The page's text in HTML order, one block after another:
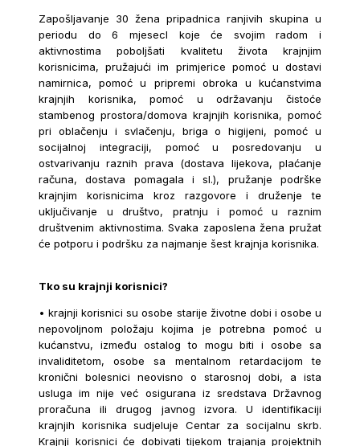
Zapošljavanje 30 žena pripadnica ranjivih skupina u
periodu do 6 mjesecI koje će svojim radom i
aktivnostima poboljšati kvalitetu života krajnjim
korisnicima, pružajući im primjerice pomoć u dostavi
namirnica, pomoć u pripremi obroka u kućanstvima
krajnjih korisnika, pomoć u održavanju čistoće
stambenog prostora/domova krajnjih korisnika, pomoć
pri oblačenju i svlačenju, briga o higijeni, pomoć u
socijalnoj integraciji, pomoć u posredovanju u
ostvarivanju raznih prava (dostava lijekova, plaćanje
računa, dostava pomagala i sl.), pružanje podrške
krajnjim korisnicima kroz razgovore i druženje te
uključivanje u društvo, pratnju i pomoć u raznim
društvenim aktivnostima. Svaka zaposlena žena pružat
će potporu i podršku za najmanje šest krajnja korisnika.
Tko su krajnji korisnici?
• krajnji korisnici su osobe starije životne dobi i osobe u
nepovoljnom položaju kojima je potrebna pomoć u
kućanstvu, između ostalog to mogu biti i osobe sa
invaliditetom, osobe sa mentalnom retardacijom te
kronični bolesnici neovisno o starosnoj dobi, a ista
usluga im nije već osigurana iz sredstava Državnog
proračuna ili drugog javnog izvora. U identifikaciji
krajnjih korisnika sudjeluje Centar za socijalnu skrb.
Krajnji korisnici će dobivati tijekom trajanja projektnih